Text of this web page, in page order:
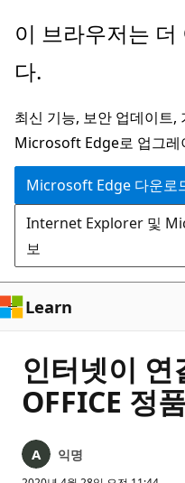
주
콘
츠
로
건
너
뛰
기
이 브라우저는
다.
최신 기능, 보안 업데이트,
Microsoft Edge로 업그레
Microsoft Edge 다운로
Internet Explorer 및
보
Learn
인터넷이 연
OFFICE 정
익명